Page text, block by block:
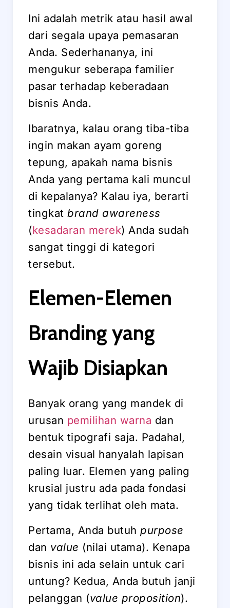
Ini adalah metrik atau hasil awal
dari segala upaya pemasaran
Anda. Sederhananya, ini
mengukur seberapa familier
pasar terhadap keberadaan
bisnis Anda.
Ibaratnya, kalau orang tiba-tiba
ingin makan ayam goreng
tepung, apakah nama bisnis
Anda yang pertama kali muncul
di kepalanya? Kalau iya, berarti
tingkat brand awareness
(kesadaran merek) Anda sudah
sangat tinggi di kategori
tersebut.
Elemen-Elemen
Branding yang
Wajib Disiapkan
Banyak orang yang mandek di
urusan pemilihan warna dan
bentuk tipografi saja. Padahal,
desain visual hanyalah lapisan
paling luar. Elemen yang paling
krusial justru ada pada fondasi
yang tidak terlihat oleh mata.
Pertama, Anda butuh purpose
dan value (nilai utama). Kenapa
bisnis ini ada selain untuk cari
untung? Kedua, Anda butuh janji
pelanggan (value proposition).